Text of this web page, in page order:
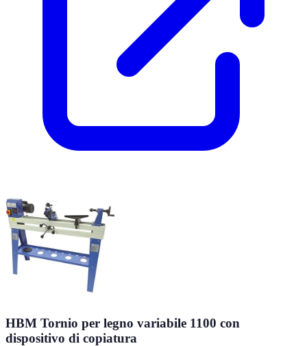
HBM Tornio per legno variabile 1100 con
dispositivo di copiatura